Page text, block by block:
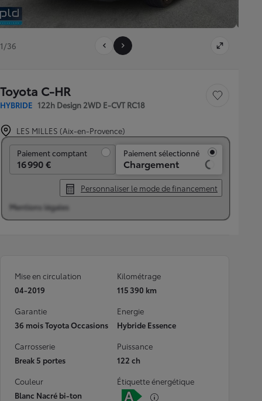
1/36
Toyota C-HR
HYBRIDE 122h Design 2WD E-CVT RC18
Sauvegarder le
LES MILLES (Aix-en-Provence)
Paiement comptant
16 990 €
Paiement sélectionné
Chargement
Personnaliser le mode de financement
Mentions légales
Mise en circulation
04-2019
Kilométrage
115 390 km
Garantie
36 mois Toyota Occasions
Energie
Hybride Essence
Carrosserie
Break 5 portes
Puissance
122 ch
Couleur
Blanc Nacré bi-ton
Étiquette énergétique